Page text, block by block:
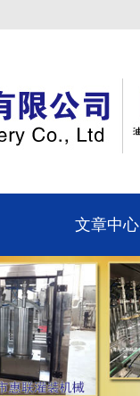
文章中心